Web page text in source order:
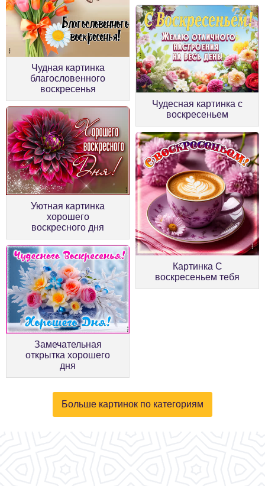
Чудная картинка
благословенного
воскресенья
Уютная картинка
хорошего
воскресного дня
Чудесная картинка с
воскресеньем
Замечательная
открытка хорошего
дня
Картинка С
воскресеньем тебя
Больше картинок по категориям